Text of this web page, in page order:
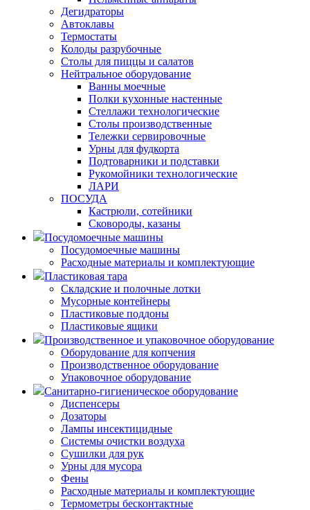
Дегидраторы
Автоклавы
Термостаты
Колоды разрубочные
Столы для пиццы и салатов
Нейтральное оборудование
Ванны моечные
Полки кухонные настенные
Стеллажи технологические
Столы производственные
Тележки сервировочные
Урны для фудкорта
Подтоварники и подставки
Рукомойники технологические
ЛАРИ
ПОСУДА
Кастрюли, сотейники
Сковороды, казаны
Посудомоечные машины
Посудомоечные машины
Расходные материалы и комплектующие
Пластиковая тара
Складские и полочные лотки
Мусорные контейнеры
Пластиковые поддоны
Пластиковые ящики
Производственное и упаковочное оборудование
Оборудование для копчения
Производственное оборудование
Упаковочное оборудование
Санитарно-гигиеническое оборудование
Диспенсеры
Дозаторы
Лампы инсектицидные
Системы очистки воздуха
Сушилки для рук
Урны для мусора
Фены
Расходные материалы и комплектующие
Термометры бесконтактные